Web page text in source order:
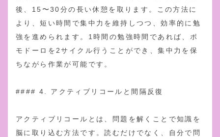
後、15〜30分の長い休憩を取ります。この方法に
より、短い時間で集中力を維持しつつ、効率的に勉
強を進められます。1時間の勉強時間であれば、ポ
モドーロを2サイクル行うことができ、集中力を保
ちながら作業が可能です。
#### 4. アクティブリコールと間隔反復
アクティブリコールとは、問題を解くことで知識を
脳に取り込む方法です。読むだけでなく、自分で問